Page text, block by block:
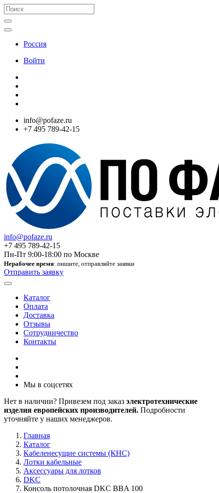
Россия
Войти
info@pofaze.ru
+7 495 789-42-15
info@pofaze.ru
+7 495 789-42-15
Пн-Пт 9:00-18:00 по Москве
Нерабочее время: пишите, отправляйте заявки
Отправить заявку
Каталог
Оплата
Доставка
Отзывы
Сотрудничество
Контакты
Мы в соцсетях
Нет в наличии? Привезем под заказ электротехнические
изделия европейских производителей. Подробности
уточняйте у наших менеджеров.
Главная
Каталог
Кабеленесущие системы (КНС)
Лотки кабельные
Аксессуары для лотков
DKC
Консоль потолочная DKC BBA 100